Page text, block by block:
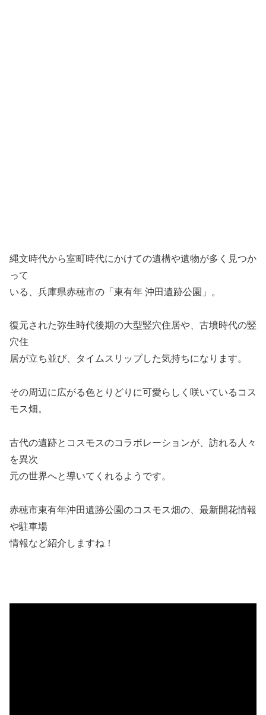
縄文時代から室町時代にかけての遺構や遺物が多く見つか
って
いる、兵庫県赤穂市の「東有年 沖田遺跡公園」。
復元された弥生時代後期の大型竪穴住居や、古墳時代の竪
穴住
居が立ち並び、タイムスリップした気持ちになります。
その周辺に広がる色とりどりに可愛らしく咲いているコス
モス畑。
古代の遺跡とコスモスのコラボレーションが、訪れる人々
を異次
元の世界へと導いてくれるようです。
赤穂市東有年沖田遺跡公園のコスモス畑の、最新開花情報
や駐車場
情報など紹介しますね！